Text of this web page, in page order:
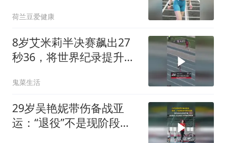
荷兰豆爱健康
8岁艾米莉半决赛飙出27
秒36，将世界纪录提升
鬼菜生活
29岁吴艳妮带伤备战亚
运：“退役”不是现阶段考